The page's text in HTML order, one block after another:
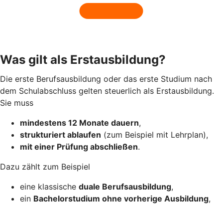
Was gilt als Erstausbildung?
Die erste Berufsausbildung oder das erste Studium nach
dem Schulabschluss gelten steuerlich als Erstausbildung.
Sie muss
mindestens 12 Monate dauern,
strukturiert ablaufen (zum Beispiel mit Lehrplan),
mit einer Prüfung abschließen.
Dazu zählt zum Beispiel
eine klassische duale Berufsausbildung,
ein Bachelorstudium ohne vorherige Ausbildung,